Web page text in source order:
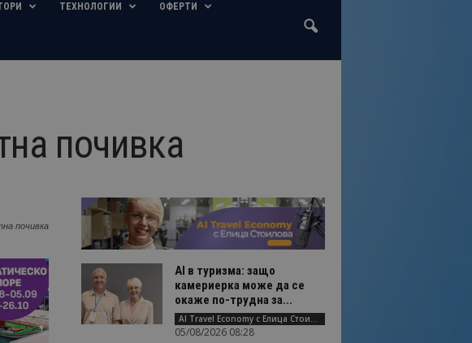
ТЕХНОЛОГИИ ОФЕРТИ
почивка
почивка
AI в туризма: защо
камериерка може да се
окаже по-трудна за...
AI Travel Economy с Елица Стоилова
05/08/2026 08:28